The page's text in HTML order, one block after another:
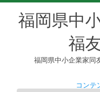
福岡県中
福
福岡県中小企業家同
コンテ